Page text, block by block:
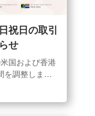
祝日の取引
せ
国および香港
を調整しま
の拡大や流